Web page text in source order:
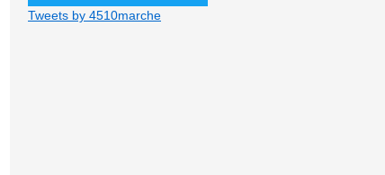
Tweets by 4510marche